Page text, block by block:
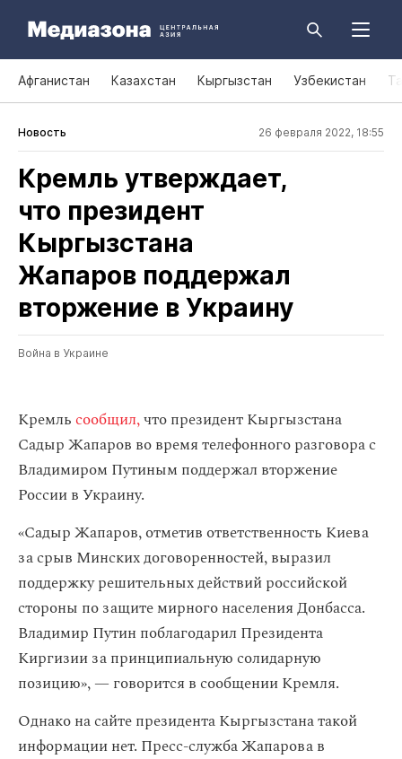
Афганистан Казахстан Кыргызстан Узбекистан
Новость 26 февраля 2022, 18:55
Кремль утверждает,
что президент
Кыргызстана
Жапаров поддержал
вторжение в Украину
Война в Украине
Кремльсообщил,что президент Кыргызстана
Садыр Жапаров во время телефонного разговора с
Владимиром Путиным поддержал вторжение
России в Украину.
«Садыр Жапаров, отметив ответственность Киева
за срыв Минских договоренностей, выразил
поддержку решительных действий российской
стороны по защите мирного населения Донбасса.
Владимир Путин поблагодарил Президента
Киргизии за принципиальную солидарную
позицию», — говорится в сообщении Кремля.
Однако на сайте президента Кыргызстана такой
информации нет. Пресс-служба Жапарова в